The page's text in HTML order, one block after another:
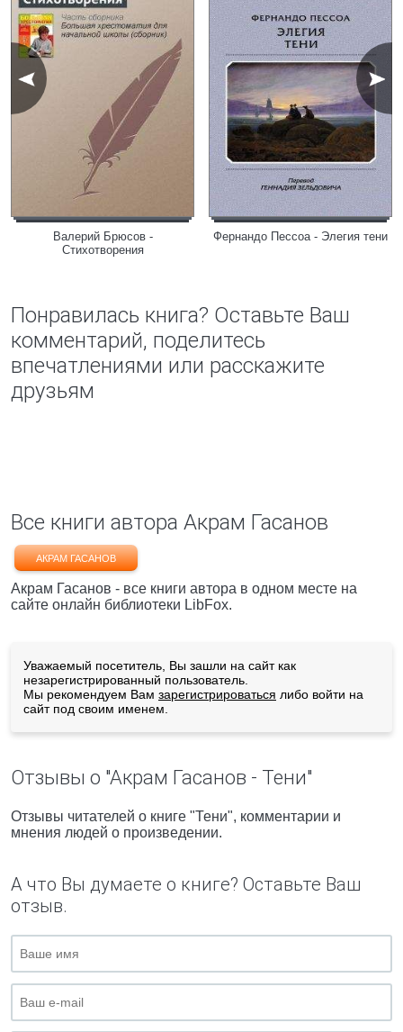
Валерий Брюсов -
Стихотворения
Фернандо Пессоа - Элегия тени
Понравилась книга? Оставьте Ваш
комментарий, поделитесь
впечатлениями или расскажите
друзьям
Все книги автора Акрам Гасанов
АКРАМ ГАСАНОВ
Акрам Гасанов - все книги автора в одном месте на
сайте онлайн библиотеки LibFox.
Уважаемый посетитель, Вы зашли на сайт как
незарегистрированный пользователь.
Мы рекомендуем Вам зарегистрироваться либо войти на
сайт под своим именем.
Отзывы о "Акрам Гасанов - Тени"
Отзывы читателей о книге "Тени", комментарии и
мнения людей о произведении.
А что Вы думаете о книге? Оставьте Ваш
отзыв.